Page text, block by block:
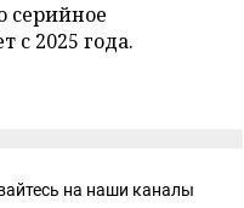
серийное
с 2025 года.
на наши каналы